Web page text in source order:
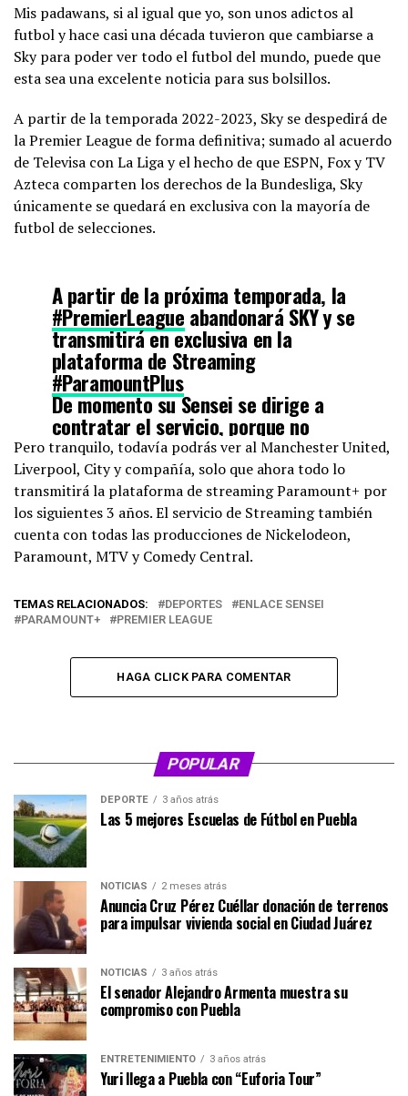
Mis padawans, si al igual que yo, son unos adictos al
futbol y hace casi una década tuvieron que cambiarse a
Sky para poder ver todo el futbol del mundo, puede que
esta sea una excelente noticia para sus bolsillos.
A partir de la temporada 2022-2023, Sky se despedirá de
la Premier League de forma definitiva; sumado al acuerdo
de Televisa con La Liga y el hecho de que ESPN, Fox y TV
Azteca comparten los derechos de la Bundesliga, Sky
únicamente se quedará en exclusiva con la mayoría de
futbol de selecciones.
A partir de la próxima temporada, la
#PremierLeague abandonará SKY y se
transmitirá en exclusiva en la
plataforma de Streaming
#ParamountPlus
De momento su Sensei se dirige a
contratar el servicio, porque no
planea dejar de celebrar como el
bicho SIUUUU.#EnlaceSensei
pic.twitter.com/fqQU2wp6E6
— Enlace Sensei (@EnlaceSensei)January 13, 2022
Pero tranquilo, todavía podrás ver al Manchester United,
Liverpool, City y compañía, solo que ahora todo lo
transmitirá la plataforma de streaming Paramount+ por
los siguientes 3 años. El servicio de Streaming también
cuenta con todas las producciones de Nickelodeon,
Paramount, MTV y Comedy Central.
TEMAS RELACIONADOS: DEPORTES
ENLACE SENSEI
PARAMOUNT+
PREMIER LEAGUE
HAGA CLICK PARA COMENTAR
POPULAR
DEPORTE 3 años atrás
Las 5 mejores Escuelas de Fútbol en Puebla
NOTICIAS 2 meses atrás
Anuncia Cruz Pérez Cuéllar donación de terrenos
para impulsar vivienda social en Ciudad Juárez
NOTICIAS 3 años atrás
El senador Alejandro Armenta muestra su
compromiso con Puebla
ENTRETENIMIENTO 3 años atrás
Yuri llega a Puebla con “Euforia Tour”